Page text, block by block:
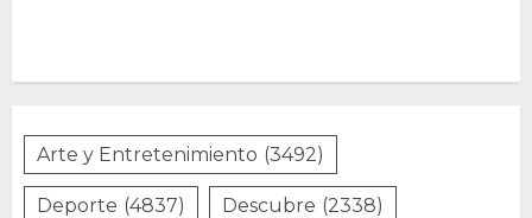
Arte y Entretenimiento (3492)
Deporte (4837) Descubre (2338)